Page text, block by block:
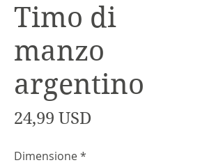
Timo di
manzo
argentino
24,99 USD
Dimensione*